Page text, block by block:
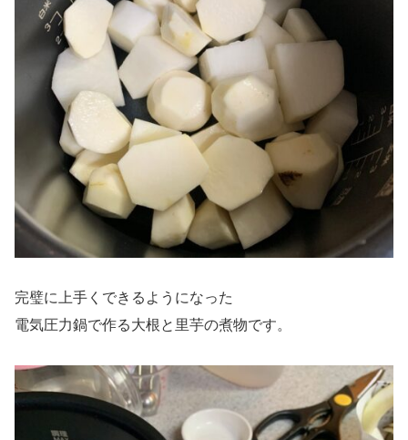
完璧に上手くできるようになった
電気圧力鍋で作る大根と里芋の煮物です。